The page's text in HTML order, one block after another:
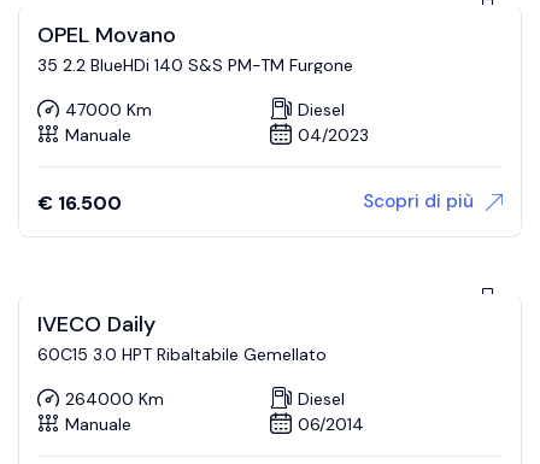
OPEL Movano
35 2.2 BlueHDi 140 S&S PM-TM Furgone
47000 Km
Diesel
Manuale
04/2023
€ 16.500 Scopri di più
IVECO Daily
60C15 3.0 HPT Ribaltabile Gemellato
264000 Km
Diesel
Manuale
06/2014